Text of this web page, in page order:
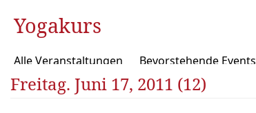
Yogakurs
Alle Veranstaltungen Bevorstehende Events
Freitag. Juni 17, 2011 (12)